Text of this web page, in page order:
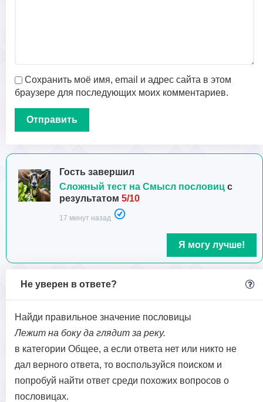
Сохранить моё имя, email и адрес сайта в этом
браузере для последующих моих комментариев.
Гость завершил
Сложный тест на Смысл пословиц с
результатом 5/10
17 минут назад
Я могу лучше!
Не уверен в ответе?
Найди правильное значение пословицы
Лежит на боку да глядит за реку.
в категории Общее, а если ответа нет или никто не
дал верного ответа, то воспользуйся поиском и
попробуй найти ответ среди похожих вопросов о
пословицах.